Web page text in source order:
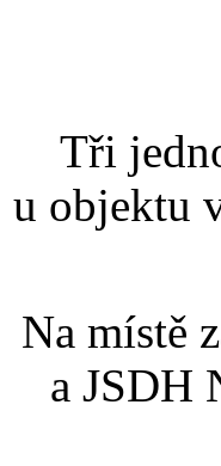
Tři
u objektu
Na místě
a JSDH